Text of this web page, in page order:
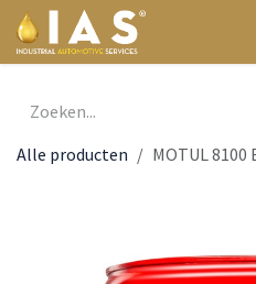
Overslaan naar inhoud
Alle producten MOTUL 8100